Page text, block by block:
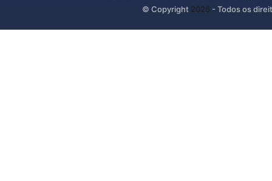
© Copyright 2026 - Todos os